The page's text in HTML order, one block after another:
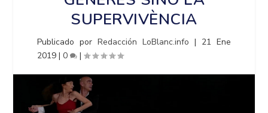
SUPERVIVÈNCIA
Publicado porRedacción LoBlanc.info | 21 Ene
2019 |0 |